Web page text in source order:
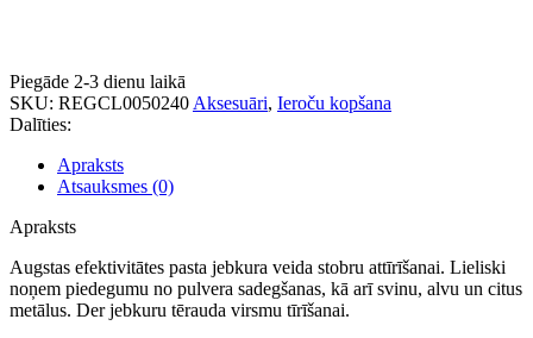
Piegāde 2-3 dienu laikā
SKU: REGCL0050240 Aksesuāri, Ieroču kopšana
Dalīties:
Apraksts
Atsauksmes (0)
Apraksts
Augstas efektivitātes pasta jebkura veida stobru attīrīšanai. Lieliski
noņem piedegumu no pulvera sadegšanas, kā arī svinu, alvu un citus
metālus. Der jebkuru tērauda virsmu tīrīšanai.